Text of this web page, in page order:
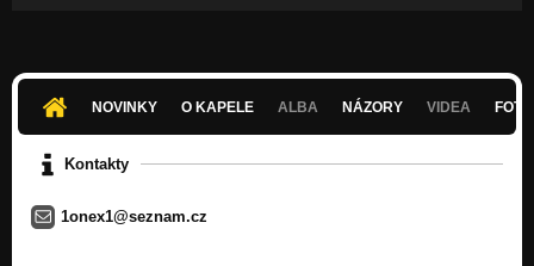
NOVINKY O KAPELE ALBA NÁZORY VIDEA
Kontakty
1onex1@seznam.cz